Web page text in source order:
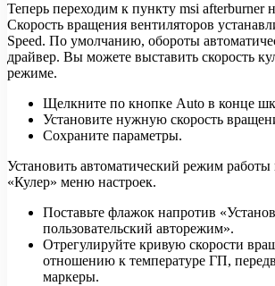
Теперь переходим к пункту msi afterburner
Скорость вращения вентиляторов
Speed. По умолчанию, обороты
драйвер. Вы можете выставить скорость
режиме.
Щелкните по кнопке Auto в конце
Установите нужную скорость
Сохраните параметры.
Установить автоматический режим
«Кулер» меню настроек.
Поставьте флажок напротив
пользовательский авторежим».
Отрегулируйте кривую скорости
отношению к температуре ГП,
маркеры.